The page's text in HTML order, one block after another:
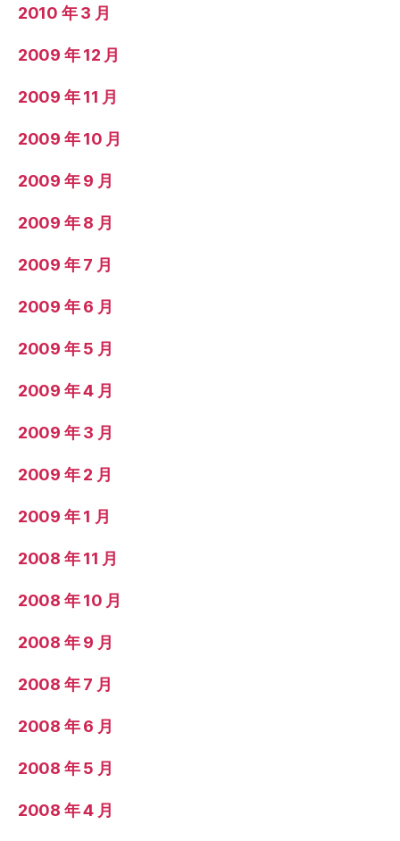
2010 年 3 月
2009 年 12 月
2009 年 11 月
2009 年 10 月
2009 年 9 月
2009 年 8 月
2009 年 7 月
2009 年 6 月
2009 年 5 月
2009 年 4 月
2009 年 3 月
2009 年 2 月
2009 年 1 月
2008 年 11 月
2008 年 10 月
2008 年 9 月
2008 年 7 月
2008 年 6 月
2008 年 5 月
2008 年 4 月